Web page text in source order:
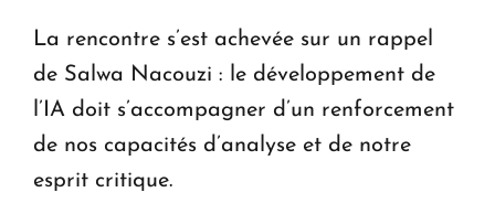
La rencontre s’est achevée sur un rappel
de Salwa Nacouzi : le développement de
l’IA doit s’accompagner d’un renforcement
de nos capacités d’analyse et de notre
esprit critique.